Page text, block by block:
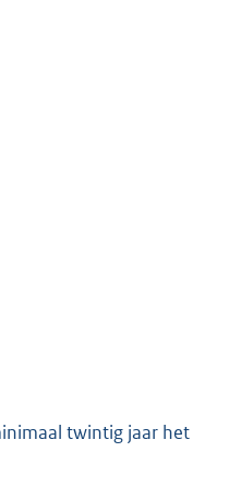
twintig jaar het